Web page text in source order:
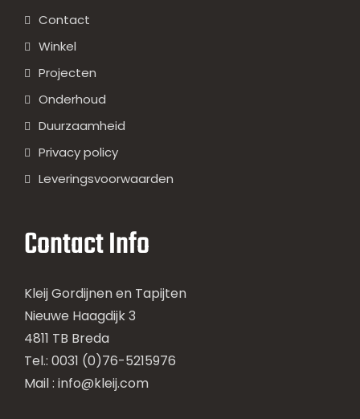
Contact
Winkel
Projecten
Onderhoud
Duurzaamheid
Privacy policy
Leveringsvoorwaarden
Contact Info
Kleij Gordijnen en Tapijten
Nieuwe Haagdijk 3
4811 TB Breda
Tel.: 0031 (0)76-5215976
Mail : info@kleij.com